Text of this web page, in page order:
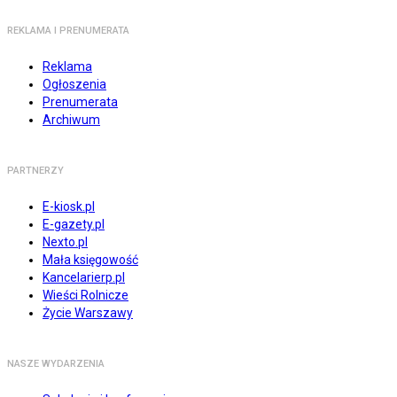
REKLAMA I PRENUMERATA
Reklama
Ogłoszenia
Prenumerata
Archiwum
PARTNERZY
E-kiosk.pl
E-gazety.pl
Nexto.pl
Mała księgowość
Kancelarierp.pl
Wieści Rolnicze
Życie Warszawy
NASZE WYDARZENIA